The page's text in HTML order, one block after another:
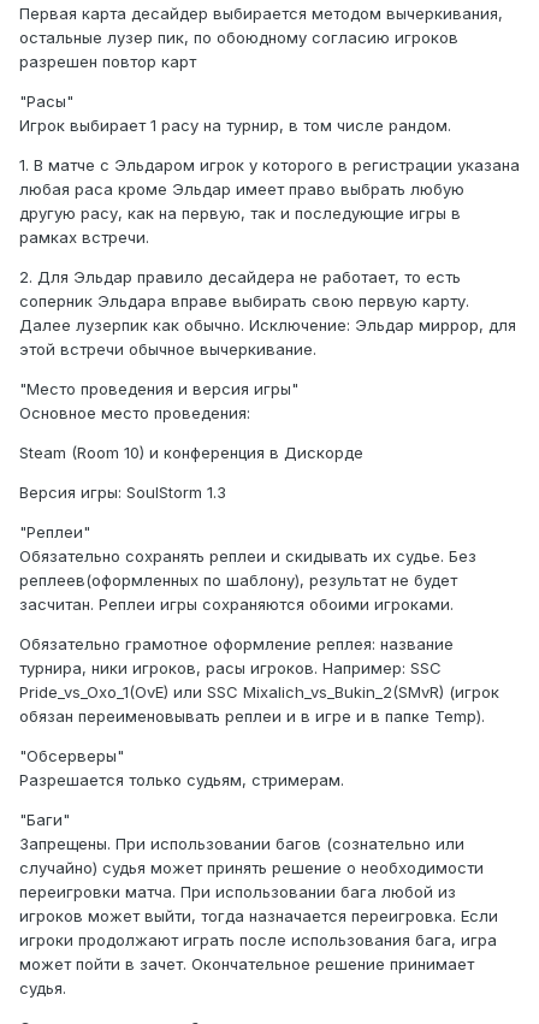
Первая карта десайдер выбирается методом вычеркивания,
остальные лузер пик, по обоюдному согласию игроков
разрешен повтор карт
"Расы"
Игрок выбирает 1 расу на турнир, в том числе рандом.
1. В матче с Эльдаром игрок у которого в регистрации указана
любая раса кроме Эльдар имеет право выбрать любую
другую расу, как на первую, так и последующие игры в
рамках встречи.
2. Для Эльдар правило десайдера не работает, то есть
соперник Эльдара вправе выбирать свою первую карту.
Далее лузерпик как обычно. Исключение: Эльдар миррор, для
этой встречи обычное вычеркивание.
"Место проведения и версия игры"
Основное место проведения:
Steam (Room 10) и конференция в Дискорде
Версия игры: SoulStorm 1.3
"Реплеи"
Обязательно сохранять реплеи и скидывать их судье. Без
реплеев(оформленных по шаблону), результат не будет
засчитан. Реплеи игры сохраняются обоими игроками.
Обязательно грамотное оформление реплея: название
турнира, ники игроков, расы игроков. Например: SSC
Pride_vs_Oxo_1(OvE) или SSC Mixalich_vs_Bukin_2(SMvR) (игрок
обязан переименовывать реплеи и в игре и в папке Temp).
"Обсерверы"
Разрешается только судьям, стримерам.
"Баги"
Запрещены. При использовании багов (сознательно или
случайно) судья может принять решение о необходимости
переигровки матча. При использовании бага любой из
игроков может выйти, тогда назначается переигровка. Если
игроки продолжают играть после использования бага, игра
может пойти в зачет. Окончательное решение принимает
судья.